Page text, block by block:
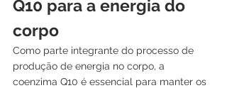
Q10 para a energia do
corpo
Como parte integrante do processo de
produção de energia no corpo, a
coenzima Q10 é essencial para manter os